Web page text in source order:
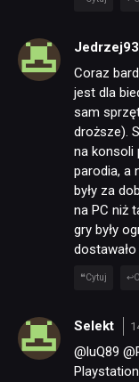
Jedrzej93
Coraz
jest dla
sam
droższe).
na konsoli
parodia, a
były za
na PC niż
gry były
Cytuj
Selekt
@luQ89